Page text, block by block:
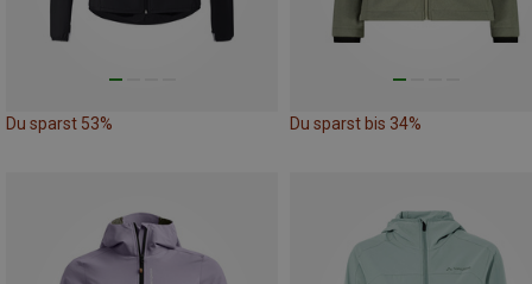
Du sparst 53% Du sparst bis 34%